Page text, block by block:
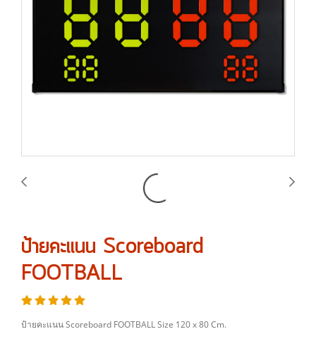
ป้ายคะแนน Scoreboard
FOOTBALL
ป้ายคะแนน Scoreboard FOOTBALL Size 120 x 80 Cm.